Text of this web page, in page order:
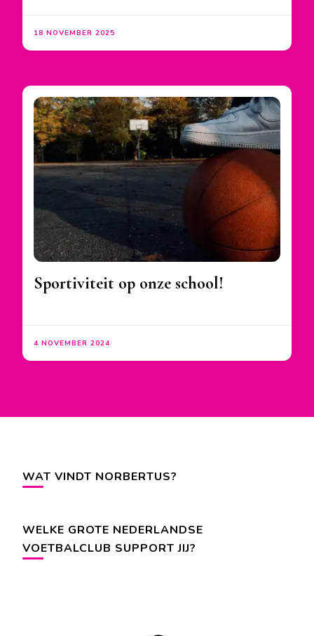
18 NOVEMBER 2025
Sportiviteit op onze school!
4 NOVEMBER 2024
WAT VINDT NORBERTUS?
WELKE GROTE NEDERLANDSE
VOETBALCLUB SUPPORT JIJ?